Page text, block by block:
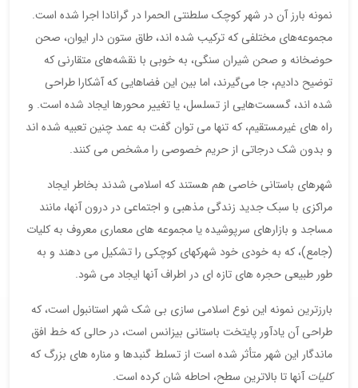
نمونه بارز آن در شهر کوچک سلطنتی الحمرا در گرانادا اجرا شده است.
مجموعه‌های مختلفی که ترکیب شده اند، طاق ستون دار ایوان، صحن
حوضخانه و صحن شیران سنگی، به خوبی با نقشه‌های متقارنی که
توضیح دادیم، جا می‌گیرند، اما بین این فضاهایی که آشکارا طراحی
‌شده اند، گسست‌هایی از تسلسل، یا تغییر محورها ایجاد شده است. و
راه های غیرمستقیم، که تنها می توان گفت به عمد چنین تعبیه شده اند
و بدون شک درجاتی از حریم خصوصی را مشخص می کنند.
شهرهای باستانی خاصی هم هستند که اسلامی شدند بخاطر ایجاد
مراکزی با سبک جدید زندگی مذهبی و اجتماعی در درون آنها، مانند
مساجد و بازارهای سرپوشیده یا مجموعه های معماری معروف به کلیات
(جامع)، که به خودی خود شهرکهای کوچکی را تشکیل می دهند و به
طور طبیعی حجره های تازه ای در اطراف آنها ایجاد می شود.
بارزترین نمونه این نوع اسلامی سازی بی شک شهر استانبول است، که
طراحی آن یادآور پایتخت باستانی بیزانس است، در حالی که خط افق
ماندگار این شهر متأثر شده است از تسلط گنبدها و مناره های بزرگ که
کلیاتآنها تا بالاترین سطح، احاطه شان کرده است.